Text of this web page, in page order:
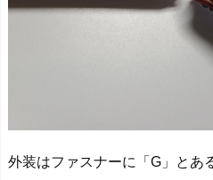
外装はファスナーに「G」とあ